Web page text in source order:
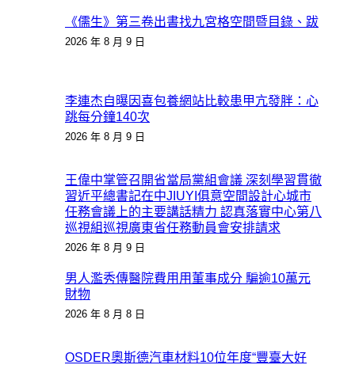
《儒生》第三卷出書找九宮格空間暨目錄、跋
2026 年 8 月 9 日
李連杰自曝因喜包養網站比較患甲亢發胖：心
跳每分鐘140次
2026 年 8 月 9 日
王偉中掌管召開省當局黨組會議 深刻學習貫徹
習近平總書記在中JIUYI俱意空間設計心城市
任務會議上的主要講話精力 認真落實中心第八
巡視組巡視廣東省任務動員會安排請求
2026 年 8 月 9 日
男人濫秀傳醫院費用用董事成分 騙逾10萬元
財物
2026 年 8 月 8 日
OSDER奧斯德汽車材料10位年度“豐臺大好